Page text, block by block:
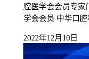
腔医学会会员专家
学会会员 中华口
2022年12月10日